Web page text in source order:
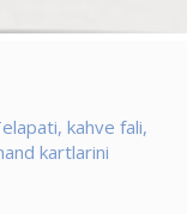
kahve fali,
kartlarini